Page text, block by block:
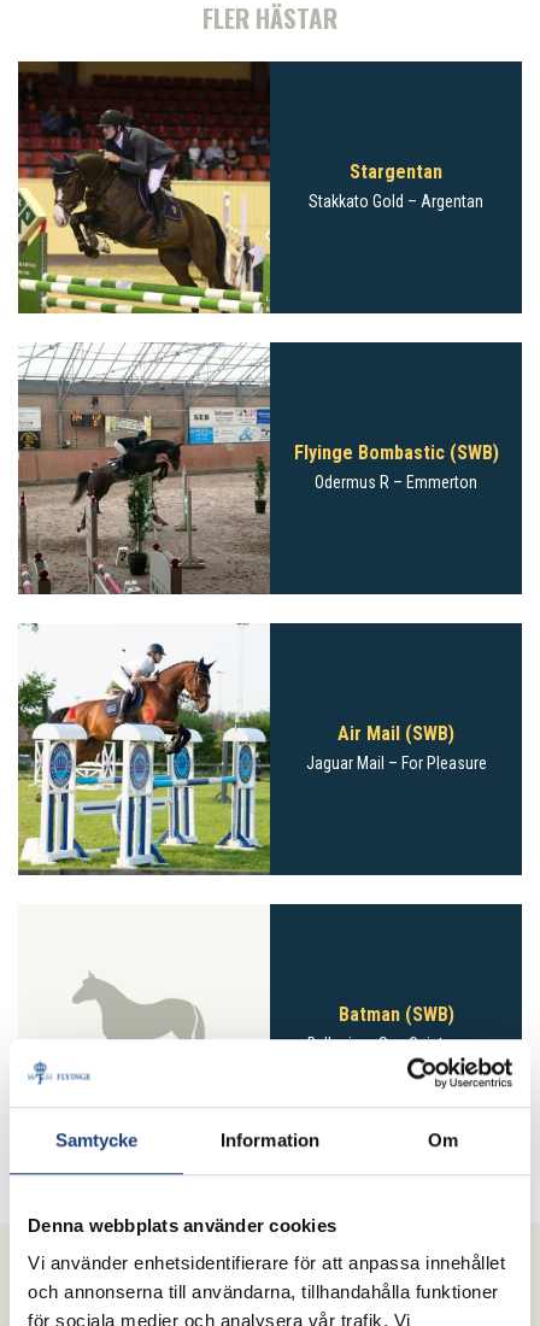
Samtycke Information Om
Denna webbplats använder cookies
Vi använder enhetsidentifierare för att anpassa innehållet
och annonserna till användarna, tillhandahålla funktioner
för sociala medier och analysera vår trafik. Vi
FLER HÄSTAR
Stargentan
Stakkato Gold – Argentan
Flyinge Bombastic (SWB)
Odermus R – Emmerton
Air Mail (SWB)
Jaguar Mail – For Pleasure
Batman (SWB)
Bellagio– San Quintero xx
FLYINGES SAMARBETSPARTNERS
Våra samarbetspartners hjälper oss att utveckla, utbilda och vara